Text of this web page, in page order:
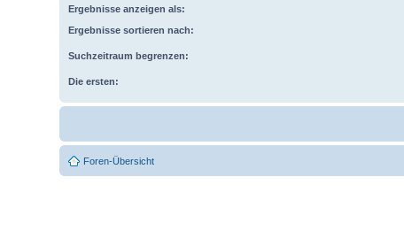
Ergebnisse anzeigen als:
Ergebnisse sortieren nach:
Suchzeitraum begrenzen:
Die ersten:
Foren-Übersicht